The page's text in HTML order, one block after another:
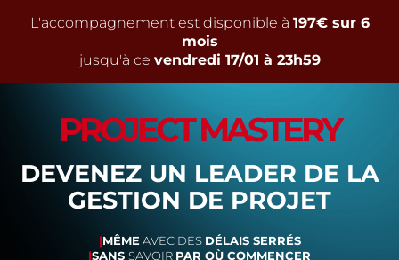
L'accompagnement est disponible à 197€ sur 6
mois
jusqu'à ce vendredi 17/01 à 23h59
PROJECT MASTERY
DEVENEZ UN LEADER DE LA
GESTION DE PROJET
|MÊME AVEC DES DÉLAIS SERRÉS
|SANS SAVOIR PAR OÙ COMMENCER